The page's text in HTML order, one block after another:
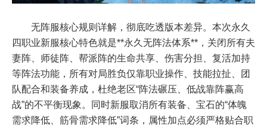
无阵服核心规则详解，彻底吃透版本差异。本次永久
四职业新服核心特色就是**永久无阵法体系**，关闭所有夫
妻阵、师徒阵、帮派阵的生命共享、伤害分担、复活加持
等阵法功能，所有对局胜负仅靠职业操作、技能拉扯、团
队配合和装备养成，杜绝老区“阵法碾压、低战靠阵赢高
战”的不平衡现象。同时新服取消所有装备、宝石的“体魄
需求降低、筋骨需求降低”词条，属性加点必须严格贴合职